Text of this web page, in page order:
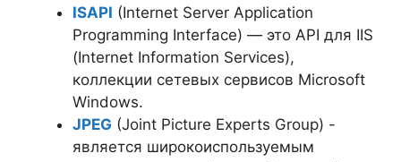
ISAPI (Internet Server Application
Programming Interface) — это API для IIS
(Internet Information Services),
коллекции сетевых сервисов Microsoft
Windows.
JPEG (Joint Picture Experts Group) -
является широкоиспользуемым